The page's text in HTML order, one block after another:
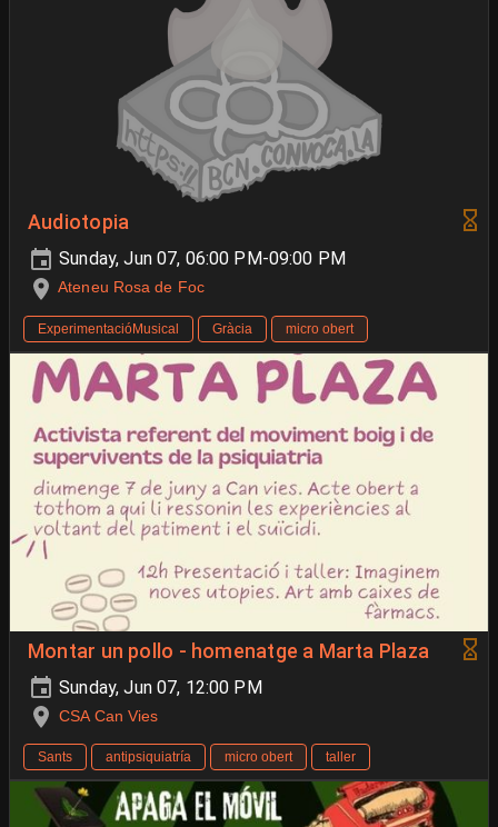
Audiotopia
Sunday, Jun 07, 06:00 PM-09:00 PM
Ateneu Rosa de Foc
ExperimentacióMusical Gràcia micro obert
Montar un pollo - homenatge a Marta Plaza
Sunday, Jun 07, 12:00 PM
CSA Can Vies
Sants antipsiquiatría micro obert taller